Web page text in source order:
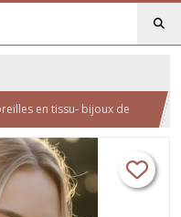
en tissu- bijoux de
rose et bordeaux-